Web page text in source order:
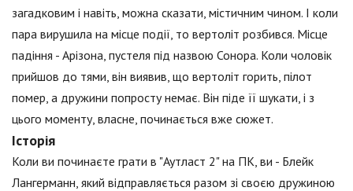
загадковим і навіть, можна сказати, містичним чином. І коли
пара вирушила на місце події, то вертоліт розбився. Місце
падіння - Арізона, пустеля під назвою Сонора. Коли чоловік
прийшов до тями, він виявив, що вертоліт горить, пілот
помер, а дружини попросту немає. Він піде її шукати, і з
цього моменту, власне, починається вже сюжет.
Історія
Коли ви починаєте грати в "Аутласт 2" на ПК, ви - Блейк
Лангерманн, який відправляється разом зі своєю дружиною